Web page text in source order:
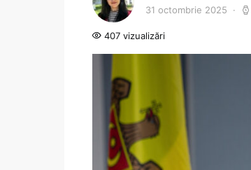
31 octombrie 2025
407 vizualizări